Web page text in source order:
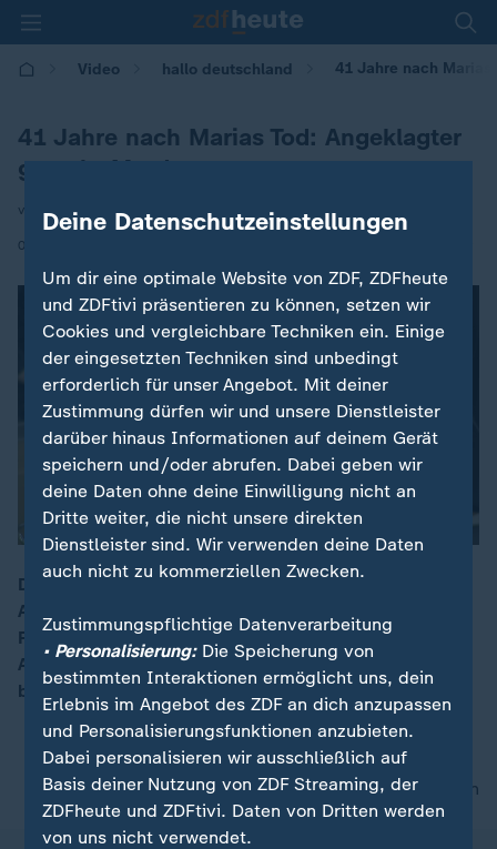
Video hallo deutschland 41 Jahre nach
41 Jahre nach Marias Tod: Angeklagter
gesteht Mord
von Andrea Meuser / Louisa Beer
07.05.2026 | 17:10
00:15
Der Angeklagte hat zum Prozessauftakt in
Aschaffenburg 41 Jahre nach dem Tod seiner Ex-
Freundin Maria Köhler ein Geständnis abgelegt.
Aktenzeichen XY hatte 2025 über den Cold Case
berichtet.
nach oben
Deine Datenschutzeinstellungen
Um dir eine optimale Website von ZDF, ZDFheute
und ZDFtivi präsentieren zu können, setzen wir
Cookies und vergleichbare Techniken ein. Einige
der eingesetzten Techniken sind unbedingt
erforderlich für unser Angebot. Mit deiner
Zustimmung dürfen wir und unsere Dienstleister
darüber hinaus Informationen auf deinem Gerät
speichern und/oder abrufen. Dabei geben wir
deine Daten ohne deine Einwilligung nicht an
Dritte weiter, die nicht unsere direkten
Dienstleister sind. Wir verwenden deine Daten
auch nicht zu kommerziellen Zwecken.
Zustimmungspflichtige Datenverarbeitung
• Personalisierung:Die Speicherung von
bestimmten Interaktionen ermöglicht uns, dein
Erlebnis im Angebot des ZDF an dich anzupassen
und Personalisierungsfunktionen anzubieten.
Dabei personalisieren wir ausschließlich auf
Basis deiner Nutzung von ZDF Streaming, der
ZDFheute und ZDFtivi. Daten von Dritten werden
von uns nicht verwendet.